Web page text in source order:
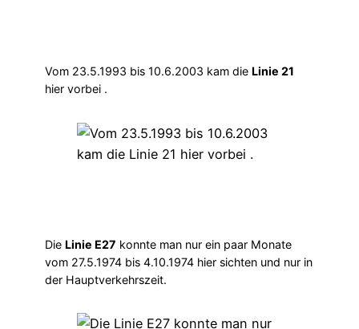
Vom 23.5.1993 bis 10.6.2003 kam die Linie 21
hier vorbei .
Die Linie E27 konnte man nur ein paar Monate
vom 27.5.1974 bis 4.10.1974 hier sichten und nur in
der Hauptverkehrszeit.